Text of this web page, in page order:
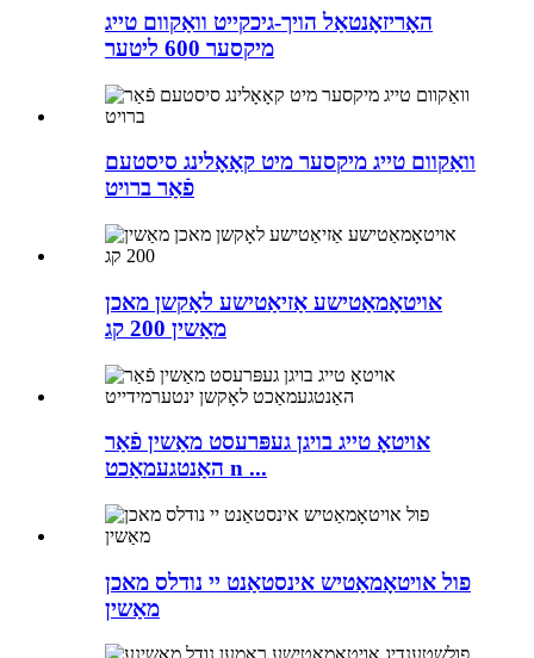
האָריזאָנטאַל הויך-גיכקייט וואַקוום טייג
מיקסער 600 ליטער
וואַקוום טייג מיקסער מיט קאָאָלינג סיסטעם
פֿאַר ברויט
אויטאָמאַטישע אַזיאַטישע לאָקשן מאכן
מאַשין 200 קג
אויטאָ טייג בויגן געפּרעסט מאַשין פֿאַר
האַנטגעמאַכט n ...
פול אויטאָמאַטיש אינסטאַנט יי נודלס מאכן
מאַשין